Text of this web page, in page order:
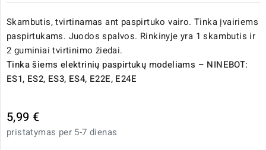
Skambutis, tvirtinamas ant paspirtuko vairo. Tinka įvairiems
paspirtukams. Juodos spalvos. Rinkinyje yra 1 skambutis ir
2 guminiai tvirtinimo žiedai.
Tinka šiems elektrinių paspirtukų modeliams – NINEBOT:
ES1, ES2, ES3, ES4, E22E, E24E
5,99 €
pristatymas per 5-7 dienas